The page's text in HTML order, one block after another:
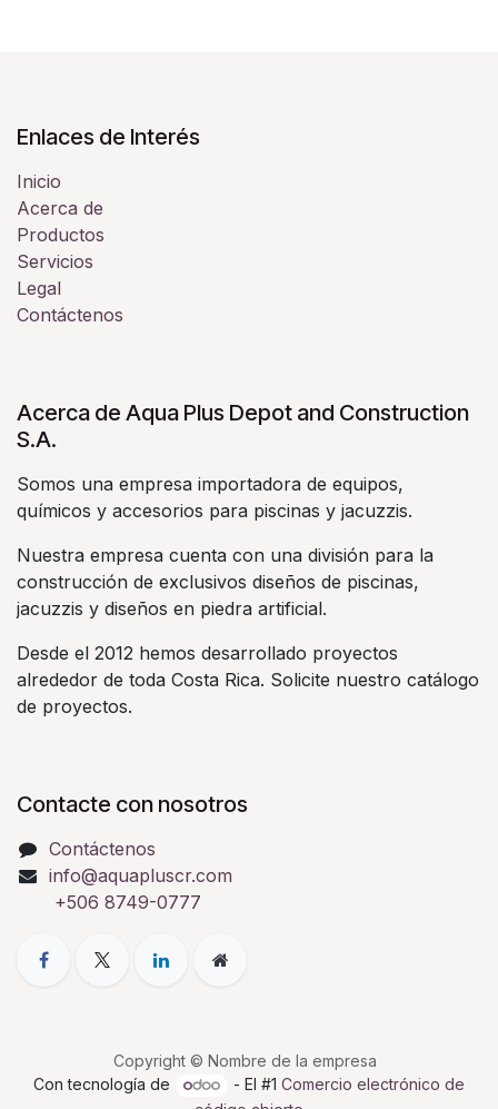
Enlaces de Interés
Inicio
Acerca de
Productos
Servicios
Legal
Contáctenos
Acerca de Aqua Plus Depot and Construction
S.A.
Somos una empresa importadora de equipos,
químicos y accesorios para piscinas y jacuzzis.
Nuestra empresa cuenta con una división para la
construcción de exclusivos diseños de piscinas,
jacuzzis y diseños en piedra artificial.
Desde el 2012 hemos desarrollado proyectos
alrededor de toda Costa Rica. Solicite nuestro catálogo
de proyectos.
Contacte con nosotros
Contáctenos
info@aquapluscr.com
+506 8749-0777
Copyright © Nombre de la empresa
Con tecnología de
- El #1 Comercio electrónico de